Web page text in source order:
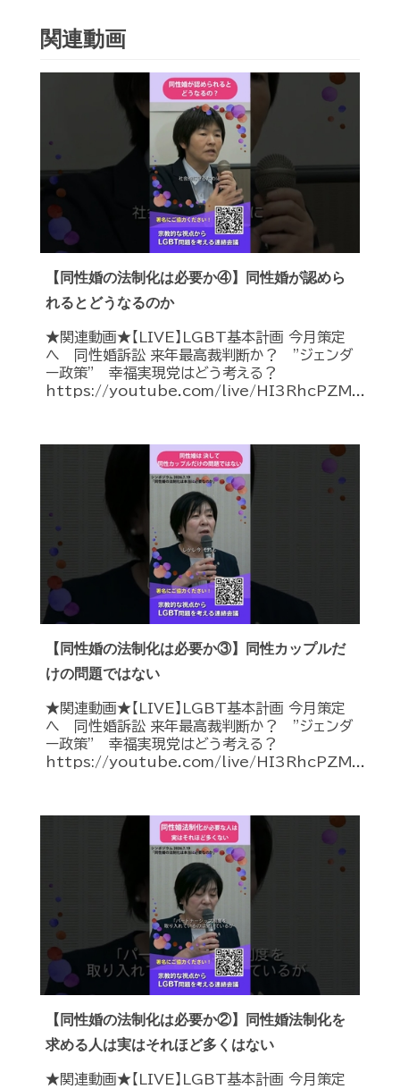
関連動画
【同性婚の法制化は必要か④】同性婚が認めら
れるとどうなるのか
★関連動画★【LIVE】LGBT基本計画 今月策定
へ 同性婚訴訟 来年最高裁判断か？ ”ジェンダ
ー政策” 幸福実現党はどう考える？
https://youtube.com/live/HI3RhcPZM...
【同性婚の法制化は必要か③】同性カップルだ
けの問題ではない
★関連動画★【LIVE】LGBT基本計画 今月策定
へ 同性婚訴訟 来年最高裁判断か？ ”ジェンダ
ー政策” 幸福実現党はどう考える？
https://youtube.com/live/HI3RhcPZM...
【同性婚の法制化は必要か②】同性婚法制化を
求める人は実はそれほど多くはない
★関連動画★【LIVE】LGBT基本計画 今月策定